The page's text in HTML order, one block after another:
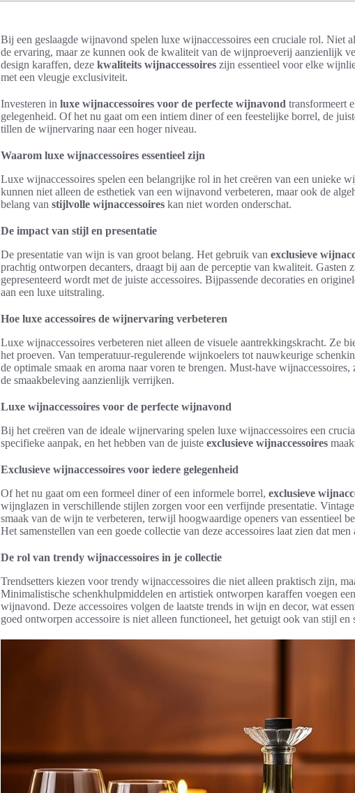
Bij een geslaagde wijnavond spelen luxe wijnaccessoires een cruciale rol. Niet
de ervaring, maar ze kunnen ook de kwaliteit van de wijnproeverij aanzienlijk
design karaffen, deze kwaliteits wijnaccessoires zijn essentieel voor elke
met een vleugje exclusiviteit.
Investeren in luxe wijnaccessoires voor de perfecte wijnavond transformeert
gelegenheid. Of het nu gaat om een intiem diner of een feestelijke borrel, de
tillen de wijnervaring naar een hoger niveau.
Waarom luxe wijnaccessoires essentieel zijn
Luxe wijnaccessoires spelen een belangrijke rol in het creëren van een unieke
kunnen niet alleen de esthetiek van een wijnavond verbeteren, maar ook de
belang van stijlvolle wijnaccessoires kan niet worden onderschat.
De impact van stijl en presentatie
De presentatie van wijn is van groot belang. Het gebruik van exclusieve
prachtig ontworpen decanters, draagt bij aan de perceptie van kwaliteit. Gasten
gepresenteerd wordt met de juiste accessoires. Bijpassende decoraties en
aan een luxe uitstraling.
Hoe luxe accessoires de wijnervaring verbeteren
Luxe wijnaccessoires verbeteren niet alleen de visuele aantrekkingskracht. Ze
het proeven. Van temperatuur-regulerende wijnkoelers tot nauwkeurige
de optimale smaak en aroma naar voren te brengen. Must-have wijnaccessoires,
de smaakbeleving aanzienlijk verrijken.
Luxe wijnaccessoires voor de perfecte wijnavond
Bij het creëren van de ideale wijnervaring spelen luxe wijnaccessoires een
specifieke aanpak, en het hebben van de juiste exclusieve wijnaccessoires
Exclusieve wijnaccessoires voor iedere gelegenheid
Of het nu gaat om een formeel diner of een informele borrel, exclusieve
wijnglazen in verschillende stijlen zorgen voor een verfijnde presentatie.
smaak van de wijn te verbeteren, terwijl hoogwaardige openers van essentieel
Het samenstellen van een goede collectie van deze accessoires laat zien dat men
De rol van trendy wijnaccessoires in je collectie
Trendsetters kiezen voor trendy wijnaccessoires die niet alleen praktisch zijn,
Minimalistische schenkhulpmiddelen en artistiek ontworpen karaffen voegen
wijnavond. Deze accessoires volgen de laatste trends in wijn en decor, wat
goed ontworpen accessoire is niet alleen functioneel, het getuigt ook van stijl en